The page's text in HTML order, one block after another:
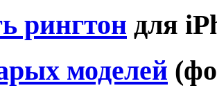
рингтон для
моделей